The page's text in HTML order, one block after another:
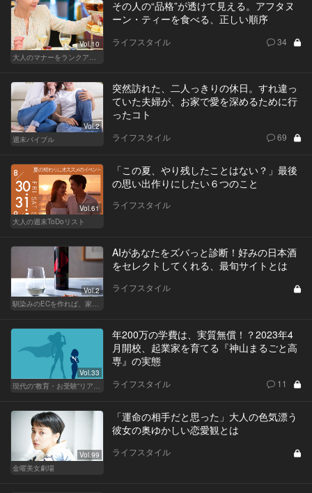
Vol.10
大人のマナーをランクアップせよ
その人の“品格”が透けて見える。アフタヌ
ーン・ティーを食べる、正しい順序
ライフスタイル 34
Vol.2
週末バイブル
突然訪れた、二人っきりの休日。すれ違っ
ていた夫婦が、お家で愛を深めるために行
ったコト
ライフスタイル 69
Vol.61
大人の週末ToDoリスト
「この夏、やり残したことはない？」最後
の思い出作りにしたい６つのこと
ライフスタイル
Vol.2
馴染みのECを作れば、家飲みが変わる！
AIがあなたをズバっと診断！好みの日本酒
をセレクトしてくれる、最旬サイトとは
ライフスタイル
Vol.33
現代の“教育・お受験”リアルドキュメント
年200万の学費は、実質無償！？2023年4
月開校、起業家を育てる『神山まるごと高
専』の実態
ライフスタイル 11
Vol.99
金曜美女劇場
「運命の相手だと思った」大人の色気漂う
彼女の奥ゆかしい恋愛観とは
ライフスタイル